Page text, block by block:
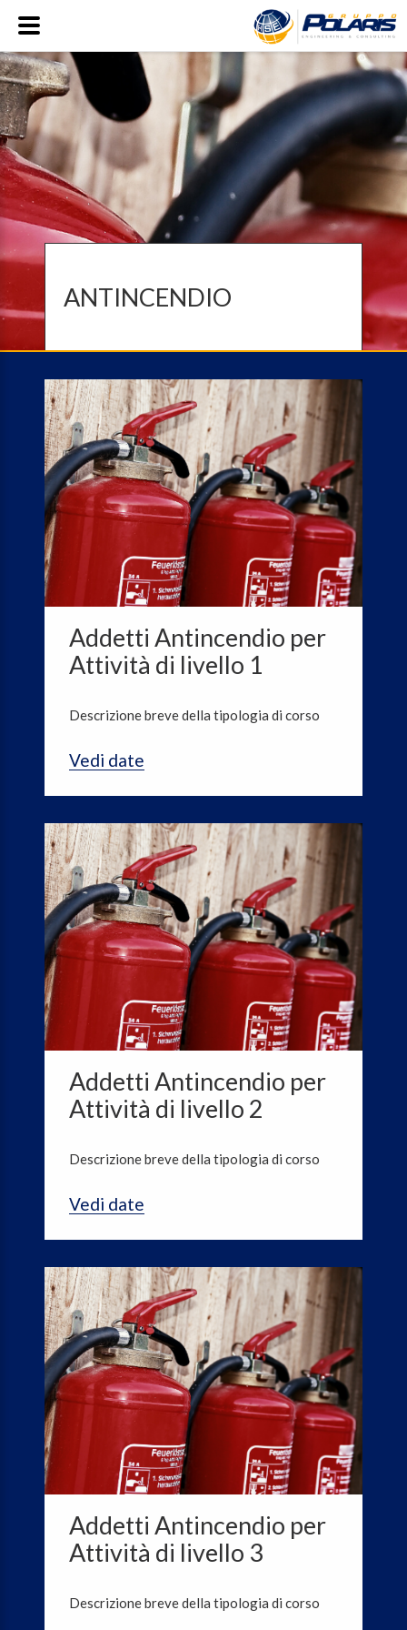
ANTINCENDIO
Addetti Antincendio per
Attività di livello 1
Descrizione breve della tipologia di corso
Vedi date
Addetti Antincendio per
Attività di livello 2
Descrizione breve della tipologia di corso
Vedi date
Addetti Antincendio per
Attività di livello 3
Descrizione breve della tipologia di corso